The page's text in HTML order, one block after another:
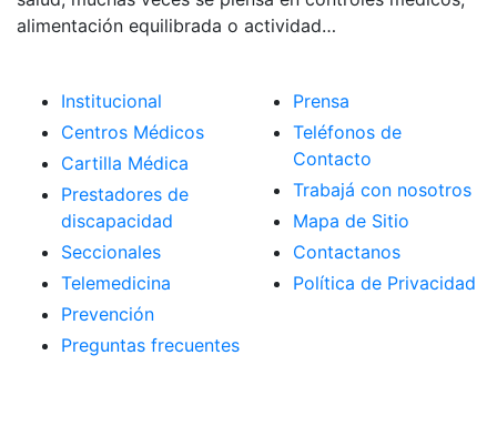
alimentación equilibrada o actividad…
Institucional
Centros Médicos
Cartilla Médica
Prestadores de
discapacidad
Seccionales
Telemedicina
Prevención
Preguntas frecuentes
Prensa
Teléfonos de
Contacto
Trabajá con nosotros
Mapa de Sitio
Contactanos
Política de Privacidad